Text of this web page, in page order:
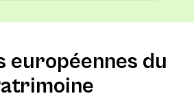
européennes du